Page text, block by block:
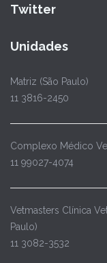
Twitter
Unidades
Matriz (São Paulo)
11 3816-2450
Complexo Médico
11 99027-4074
Vetmasters Clínica
Paulo)
11 3082-3532